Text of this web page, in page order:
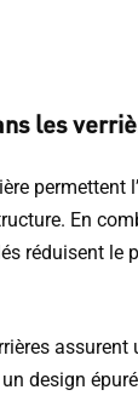
les
permettent
En
réduisent le
assurent
design